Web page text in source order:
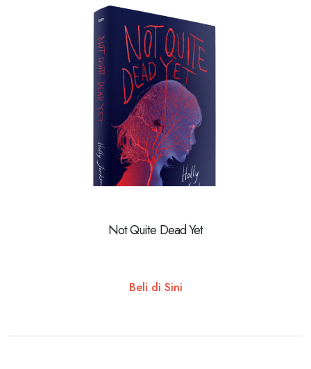
Not Quite Dead Yet
Beli di Sini